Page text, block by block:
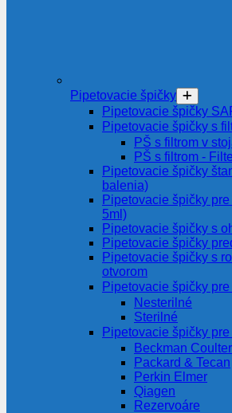
Pipetovacie špičky
Pipetovacie špičky
Pipetovacie špičky s
PŠ s filtrom v
PŠ s filtrom -
Pipetovacie špičky
balenia)
Pipetovacie špičky
5ml)
Pipetovacie špičky s
Pipetovacie špičky
Pipetovacie špičky s
otvorom
Pipetovacie špičky
Nesterilné
Sterilné
Pipetovacie špičky
Beckman Coulter
Packard & Tecan
Perkin Elmer
Qiagen
Rezervoáre